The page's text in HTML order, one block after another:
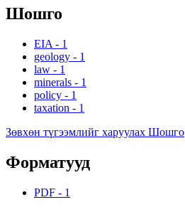
Шошго
EIA - 1
geology - 1
law - 1
minerals - 1
policy - 1
taxation - 1
Зөвхөн түгээмлийг харуулах Шошго
Форматууд
PDF - 1